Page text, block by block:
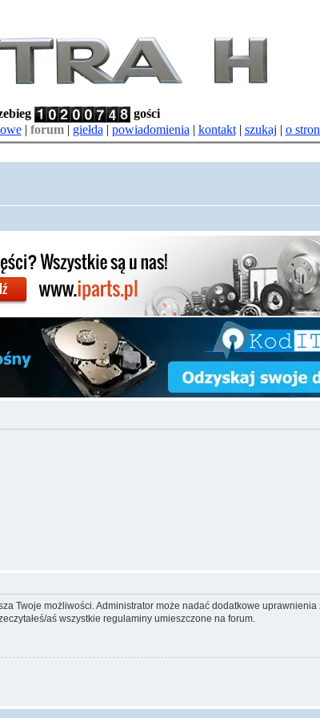
gości
| forum| giełda | powiadomienia | kontakt| szukaj | o
Twoje możliwości. Administrator może nadać dodatkowe
aś wszystkie regulaminy umieszczone na forum.